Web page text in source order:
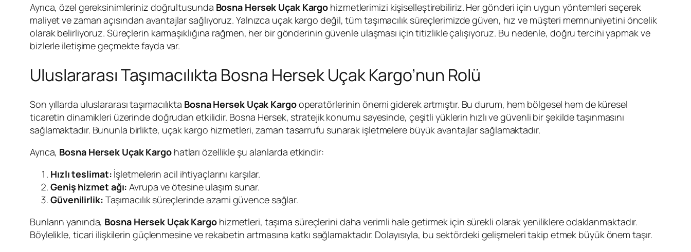
Ayrıca, özel gereksinimleriniz doğrultusunda Bosna Hersek Uçak Kargo hizmetlerimizi kişiselleştirebiliriz. Her gönderi için uygun yöntemleri seçerek
maliyet ve zaman açısından avantajlar sağlıyoruz. Yalnızca uçak kargo değil, tüm taşımacılık süreçlerimizde güven, hız ve müşteri memnuniyetini öncelik
olarak belirliyoruz. Süreçlerin karmaşıklığına rağmen, her bir gönderinin güvenle ulaşması için titizlikle çalışıyoruz. Bu nedenle, doğru tercihi yapmak ve
bizlerle iletişime geçmekte fayda var.
Uluslararası Taşımacılıkta Bosna Hersek Uçak Kargo’nun Rolü
Son yıllarda uluslararası taşımacılıkta Bosna Hersek Uçak Kargooperatörlerinin önemi giderek artmıştır. Bu durum, hem bölgesel hem de küresel
ticaretin dinamikleri üzerinde doğrudan etkilidir. Bosna Hersek, stratejik konumu sayesinde, çeşitli yüklerin hızlı ve güvenli bir şekilde taşınmasını
sağlamaktadır. Bununla birlikte, uçak kargo hizmetleri, zaman tasarrufu sunarak işletmelere büyük avantajlar sağlamaktadır.
Ayrıca, Bosna Hersek Uçak Kargohatları özellikle şu alanlarda etkindir:
Hızlı teslimat: İşletmelerin acil ihtiyaçlarını karşılar.
Geniş hizmet ağı: Avrupa ve ötesine ulaşım sunar.
Güvenilirlik: Taşımacılık süreçlerinde azami güvence sağlar.
Bunların yanında, Bosna Hersek Uçak Kargohizmetleri, taşıma süreçlerini daha verimli hale getirmek için sürekli olarak yeniliklere odaklanmaktadır.
Böylelikle, ticari ilişkilerin güçlenmesine ve rekabetin artmasına katkı sağlamaktadır. Dolayısıyla, bu sektördeki gelişmeleri takip etmek büyük önem taşır.